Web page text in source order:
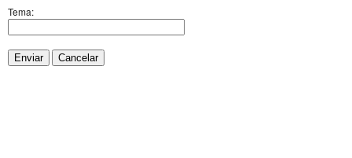
Tema:
Enviar Cancelar